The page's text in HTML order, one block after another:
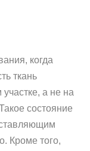
когда
ткань
а не на
состояние
Кроме того,